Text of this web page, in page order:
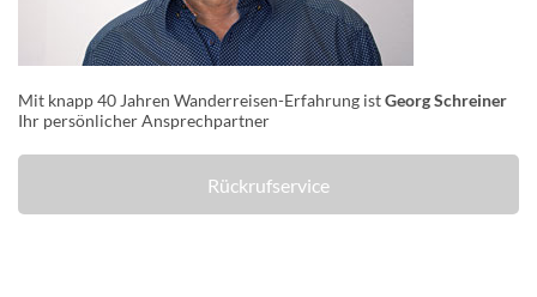
Mit knapp 40 Jahren Wanderreisen-Erfahrung istGeorg Schreiner
Ihr persönlicher Ansprechpartner
Rückrufservice